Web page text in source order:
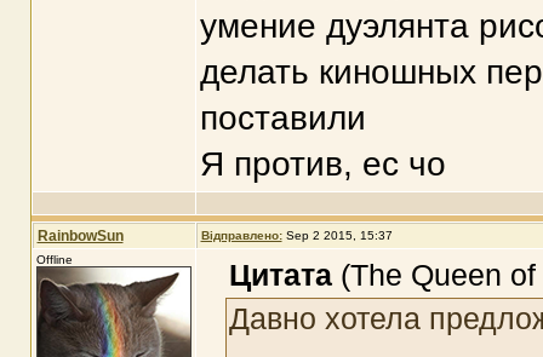
умение дуэлянта
делать киношных
поставили
Я против, ес чо
RainbowSun Відправлено: Sep 2 2015, 15:37
Offline
Цитата(The Queen of
Давно хотела